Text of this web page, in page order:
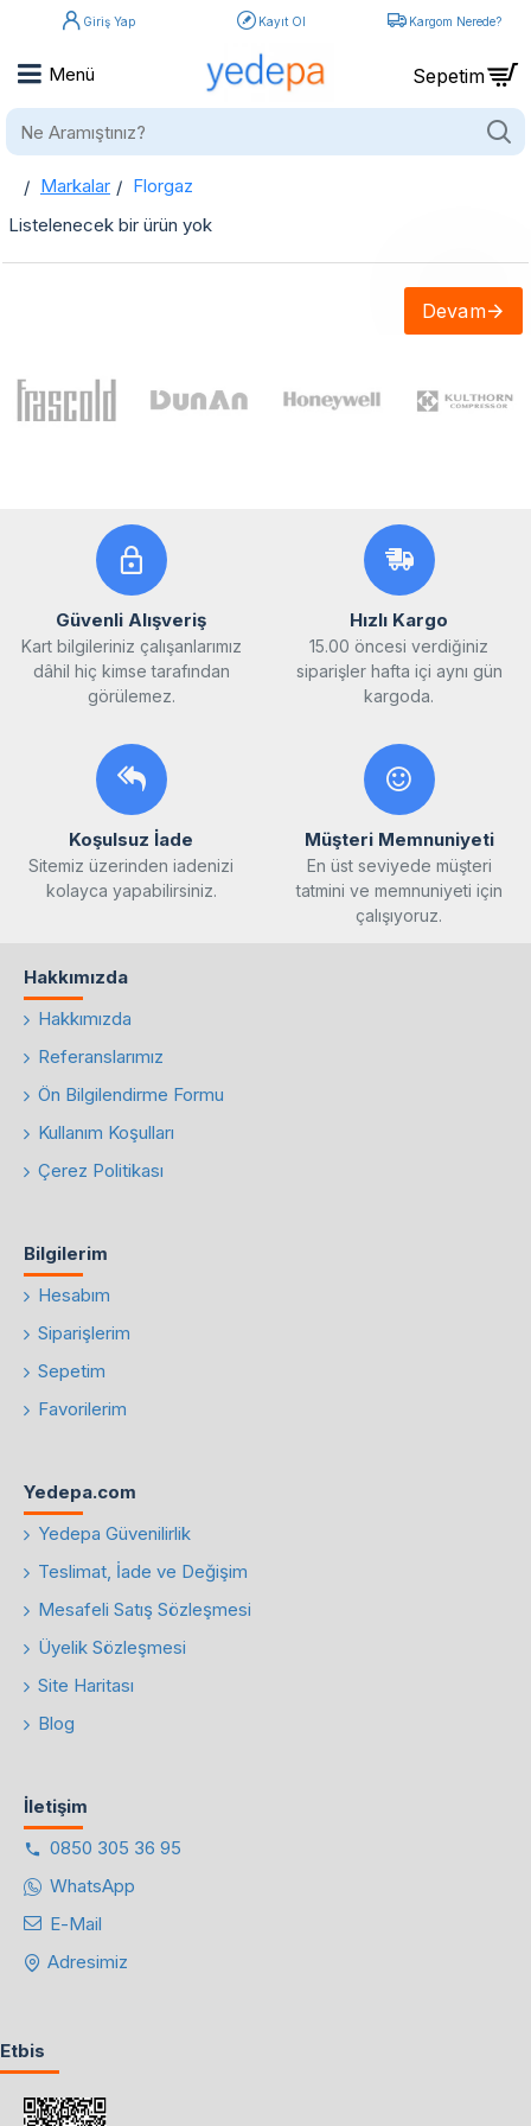
Giriş Yap Kayıt Ol Kargom Nerede?
Ne
home
Markalar
Florgaz
Listelenecek bir ürün yok
Devam
Güvenli Alışveriş
Kart bilgileriniz çalışanlarımız
dâhil hiç kimse tarafından
görülemez.
Hızlı Kargo
15.00 öncesi verdiğiniz
siparişler hafta içi aynı gün
kargoda.
Koşulsuz İade
Sitemiz üzerinden iadenizi
kolayca yapabilirsiniz.
Müşteri Memnuniyeti
En üst seviyede müşteri
tatmini ve memnuniyeti için
çalışıyoruz.
Hakkımızda
Hakkımızda
Referanslarımız
Ön Bilgilendirme Formu
Kullanım Koşulları
Çerez Politikası
Bilgilerim
Hesabım
Siparişlerim
Sepetim
Favorilerim
Yedepa.com
Yedepa Güvenilirlik
Teslimat, İade ve Değişim
Mesafeli Satış Sözleşmesi
Üyelik Sözleşmesi
Site Haritası
Blog
İletişim
0850 305 36 95
WhatsApp
E-Mail
Adresimiz
Etbis